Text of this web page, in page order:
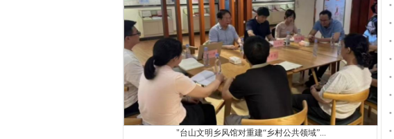
"台山文明乡风馆对重建“乡村公共领域”...